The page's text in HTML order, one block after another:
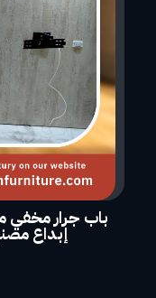
باب جرار مخفي
إبداع